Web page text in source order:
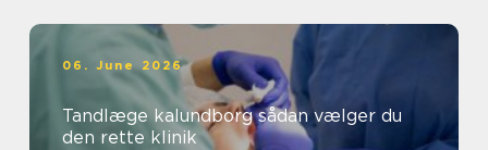
06. June 2026
Tandlæge kalundborg sådan vælger du
den rette klinik